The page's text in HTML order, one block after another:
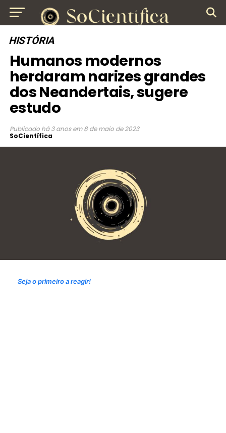
HISTÓRIA
Humanos modernos
herdaram narizes grandes
dos Neandertais, sugere
estudo
Publicado há 3 anos em 8 de maio de 2023
SoCientífica
Seja o primeiro a reagir!